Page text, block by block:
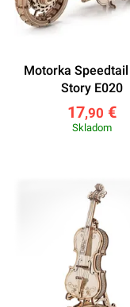
Motorka
Story E020
17,90 €
Skladom